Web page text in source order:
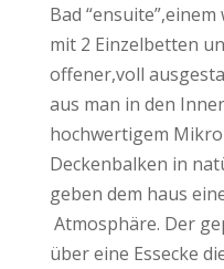
Bad
mit 2 Einzelbetten
offener,voll
aus man in den
hochwertigem
Deckenbalken in
geben dem haus
Atmosphäre. Der
über eine Essecke